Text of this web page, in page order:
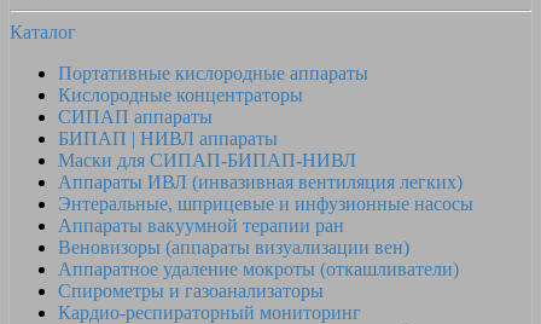
Каталог
Портативные кислородные аппараты
Кислородные концентраторы
СИПАП аппараты
БИПАП | НИВЛ аппараты
Маски для СИПАП-БИПАП-НИВЛ
Аппараты ИВЛ (инвазивная вентиляция легких)
Энтеральные, шприцевые и инфузионные насосы
Аппараты вакуумной терапии ран
Веновизоры (аппараты визуализации вен)
Аппаратное удаление мокроты (откашливатели)
Спирометры и газоанализаторы
Кардио-респираторный мониторинг